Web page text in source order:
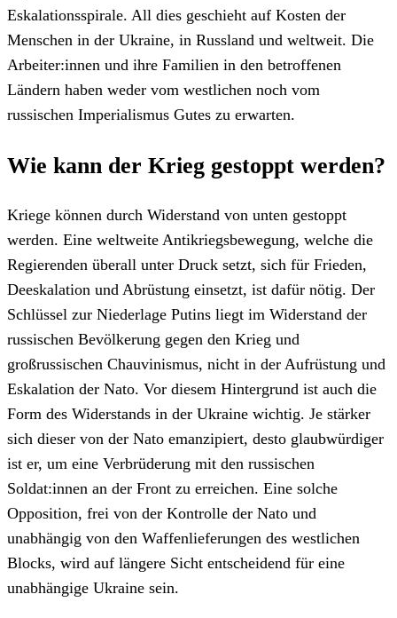
Eskalationsspirale. All dies geschieht auf Kosten der
Menschen in der Ukraine, in Russland und weltweit. Die
Arbeiter:innen und ihre Familien in den betroffenen
Ländern haben weder vom westlichen noch vom
russischen Imperialismus Gutes zu erwarten.
Wie kann der Krieg gestoppt werden?
Kriege können durch Widerstand von unten gestoppt
werden. Eine weltweite Antikriegsbewegung, welche die
Regierenden überall unter Druck setzt, sich für Frieden,
Deeskalation und Abrüstung einsetzt, ist dafür nötig. Der
Schlüssel zur Niederlage Putins liegt im Widerstand der
russischen Bevölkerung gegen den Krieg und
großrussischen Chauvinismus, nicht in der Aufrüstung und
Eskalation der Nato. Vor diesem Hintergrund ist auch die
Form des Widerstands in der Ukraine wichtig. Je stärker
sich dieser von der Nato emanzipiert, desto glaubwürdiger
ist er, um eine Verbrüderung mit den russischen
Soldat:innen an der Front zu erreichen. Eine solche
Opposition, frei von der Kontrolle der Nato und
unabhängig von den Waffenlieferungen des westlichen
Blocks, wird auf längere Sicht entscheidend für eine
unabhängige Ukraine sein.